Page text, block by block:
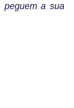
peguem a sua